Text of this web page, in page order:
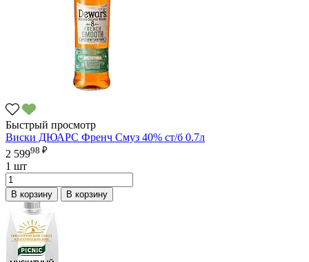
Быстрый просмотр
Виски ДЮАРС Френч Смуз 40% ст/б 0.7л
2 59998 ₽
1 шт
В корзину В корзину